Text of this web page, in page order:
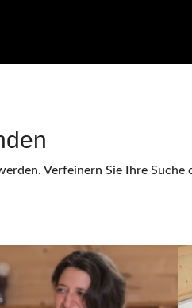
Verfeinern Sie Ihre